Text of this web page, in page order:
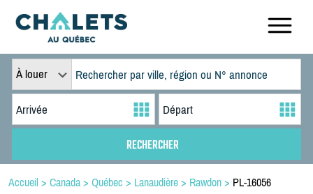
À louer
Accueil > Canada > Québec > Lanaudière > Rawdon > PL-16056